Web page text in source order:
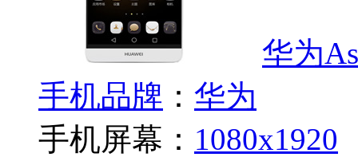
华为
手机品牌 ： 华为
手机屏幕： 1080x1920